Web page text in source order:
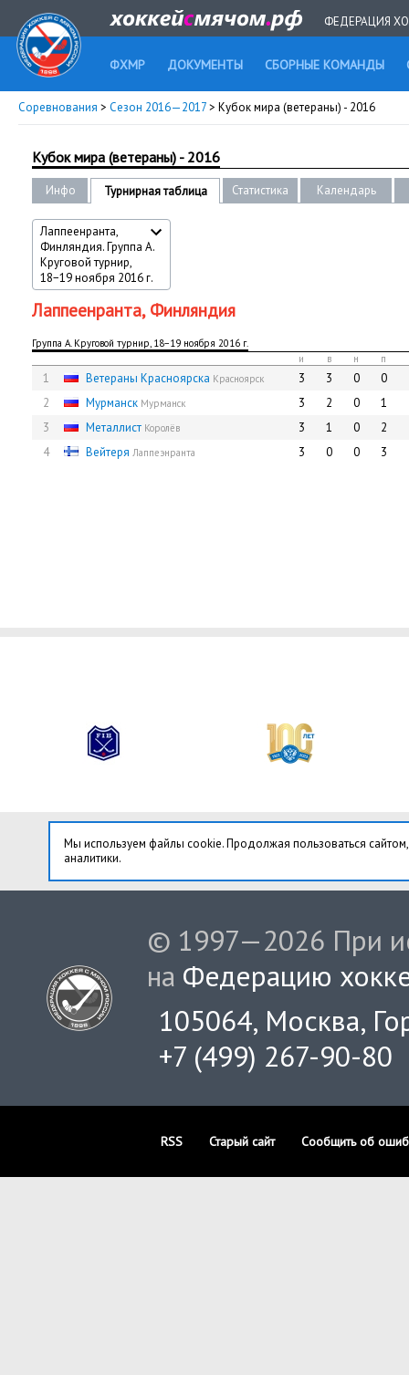
ФЕДЕРАЦИЯ
ФХМР ДОКУМЕНТЫ СБОРНЫЕ КОМАНДЫ
Соревнования > Сезон 2016—2017> Кубок мира (ветераны) - 2016
Кубок мира (ветераны) - 2016
Инфо Турнирная таблица Статистика Календарь
Лаппеенранта,
Финляндия. Группа А.
Круговой турнир,
18−19 ноября 2016 г.
Лаппеенранта, Финляндия
Группа А. Круговой турнир, 18−19 ноября 2016 г.
и
в н п
1 Ветераны Красноярска Красноярск 3 3 0
0
2
Мурманск Мурманск 3 2 0
1
3
Металлист Королёв 3 1 0
2
4
Вейтеря Лаппеэнранта 3 0 0 3
Мы используем файлы cookie. Продолжая пользоваться
аналитики.
© 1997—2026 При
на Федерацию
105064, Москва,
+7 (499) 267-90-80
RSS Старый сайт Сообщить об